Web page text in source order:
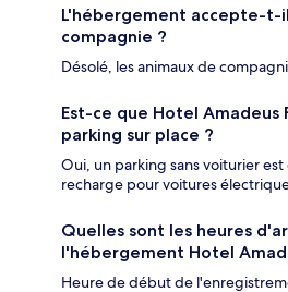
L'hébergement accepte-t-
compagnie ?
Désolé, les animaux de
Est-ce que Hotel Amadeus
parking sur place ?
Oui, un parking sans voiturier
recharge pour voitures
Quelles sont les heures
l'hébergement Hotel
Heure de début de